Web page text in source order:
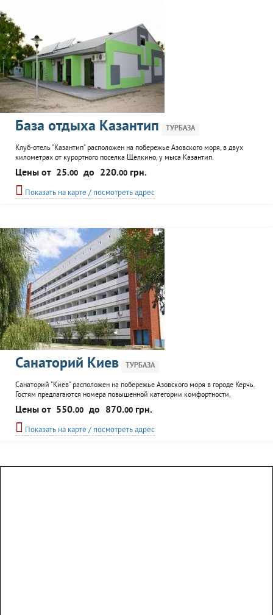
База отдыха Казантип ТУРБАЗА
Клуб-отель "Казантип" расположен на побережье Азовского моря, в двух
километрах от курортного поселка Щелкино, у мыса Казантип.
Отдыхающим предлагается размещение в нескольких номерах корпусов с
удобствами и кондиционерами, отдельные домики, комнаты в коттеджах,
возможен кемпинг. Инфраструктура базы отдыха включает собственный
оборудованный пляж, серфклуб, пляжное кафе...
Цены от 25.00 до 220.00 грн.
Показать на карте / посмотреть адрес
Санаторий Киев ТУРБАЗА
Санаторий "Киев" расположен на побережье Азовского моря в городе Керчь.
Гостям предлагаются номера повышенной категории комфортности,
вместимостью до 4 человек, возможно подключение WiFi. К услугам
отдыхающих медицинский центр, оборудованный пляж, сауна с купелью,
бильярд, кинозал, спортивный комплекс, организация комплексного
питания, проведение корпоративных и частных...
Цены от 550.00 до 870.00 грн.
Показать на карте / посмотреть адрес